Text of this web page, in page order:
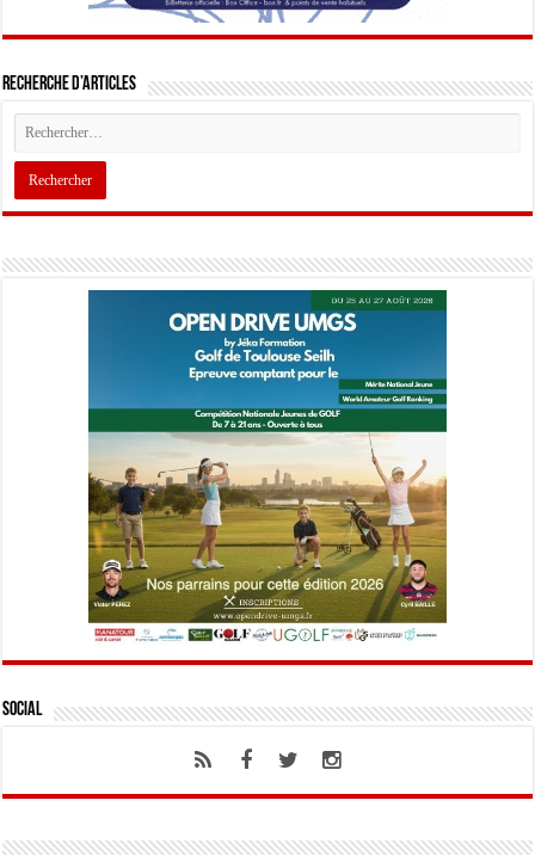
Recherche d’articles
Social